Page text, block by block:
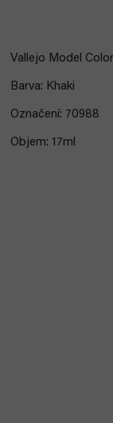
Vallejo Model
Barva: Khaki
Označení: 70988
Objem: 17ml